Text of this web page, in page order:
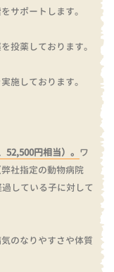
サポートします。
投薬しております。
施しております。
円相当）。 ワ
社指定の動物病院
している子に対して
のなりやすさや体質